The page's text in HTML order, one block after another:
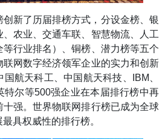
新了历届排榜方式，分设金榜、银
农业、交通车联、智慧物流、人工
行业排名）、铜榜、潜力榜等五个
网数字经济领军企业的实力和创新
航天科工、中国航天科技、IBM、
特尔等500强企业在本届排行榜中再
强。世界物联网排行榜已成为全球
具权威性的排行榜。